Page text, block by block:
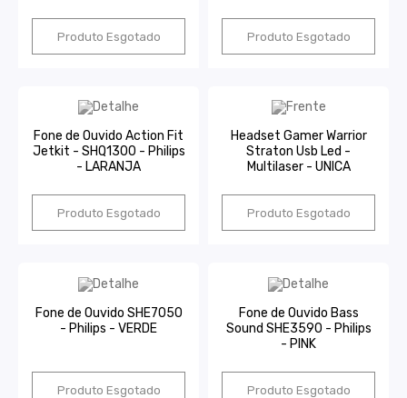
Produto Esgotado Produto Esgotado
Fone de Ouvido Action Fit
Jetkit - SHQ1300 - Philips
- LARANJA
Produto Esgotado
Headset Gamer Warrior
Straton Usb Led -
Multilaser - UNICA
Produto Esgotado
Fone de Ouvido SHE7050
- Philips - VERDE
Produto Esgotado
Fone de Ouvido Bass
Sound SHE3590 - Philips
- PINK
Produto Esgotado